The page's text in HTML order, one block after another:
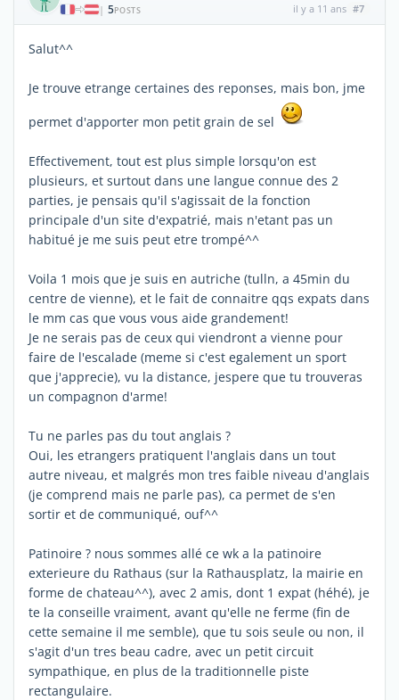
| 5POSTS il y a 11 ans #7
Salut^^
Je trouve etrange certaines des reponses, mais bon, jme
permet d'apporter mon petit grain de sel
Effectivement, tout est plus simple lorsqu'on est
plusieurs, et surtout dans une langue connue des 2
parties, je pensais qu'il s'agissait de la fonction
principale d'un site d'expatrié, mais n'etant pas un
habitué je me suis peut etre trompé^^
Voila 1 mois que je suis en autriche (tulln, a 45min du
centre de vienne), et le fait de connaitre qqs expats dans
le mm cas que vous vous aide grandement!
Je ne serais pas de ceux qui viendront a vienne pour
faire de l'escalade (meme si c'est egalement un sport
que j'apprecie), vu la distance, jespere que tu trouveras
un compagnon d'arme!
Tu ne parles pas du tout anglais ?
Oui, les etrangers pratiquent l'anglais dans un tout
autre niveau, et malgrés mon tres faible niveau d'anglais
(je comprend mais ne parle pas), ca permet de s'en
sortir et de communiqué, ouf^^
Patinoire ? nous sommes allé ce wk a la patinoire
exterieure du Rathaus (sur la Rathausplatz, la mairie en
forme de chateau^^), avec 2 amis, dont 1 expat (héhé), je
te la conseille vraiment, avant qu'elle ne ferme (fin de
cette semaine il me semble), que tu sois seule ou non, il
s'agit d'un tres beau cadre, avec un petit circuit
sympathique, en plus de la traditionnelle piste
rectangulaire.